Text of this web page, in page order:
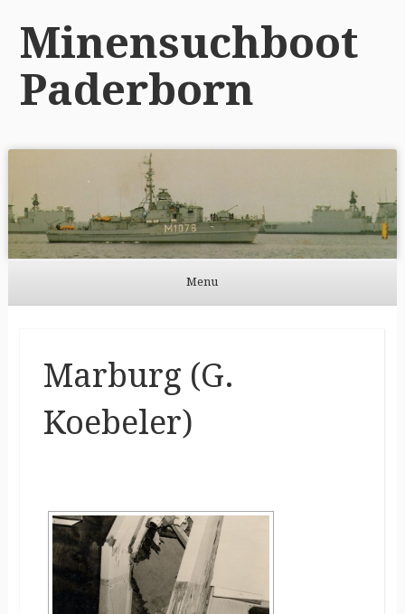
Minensuchboot
Paderborn
Menu
Marburg (G.
Koebeler)